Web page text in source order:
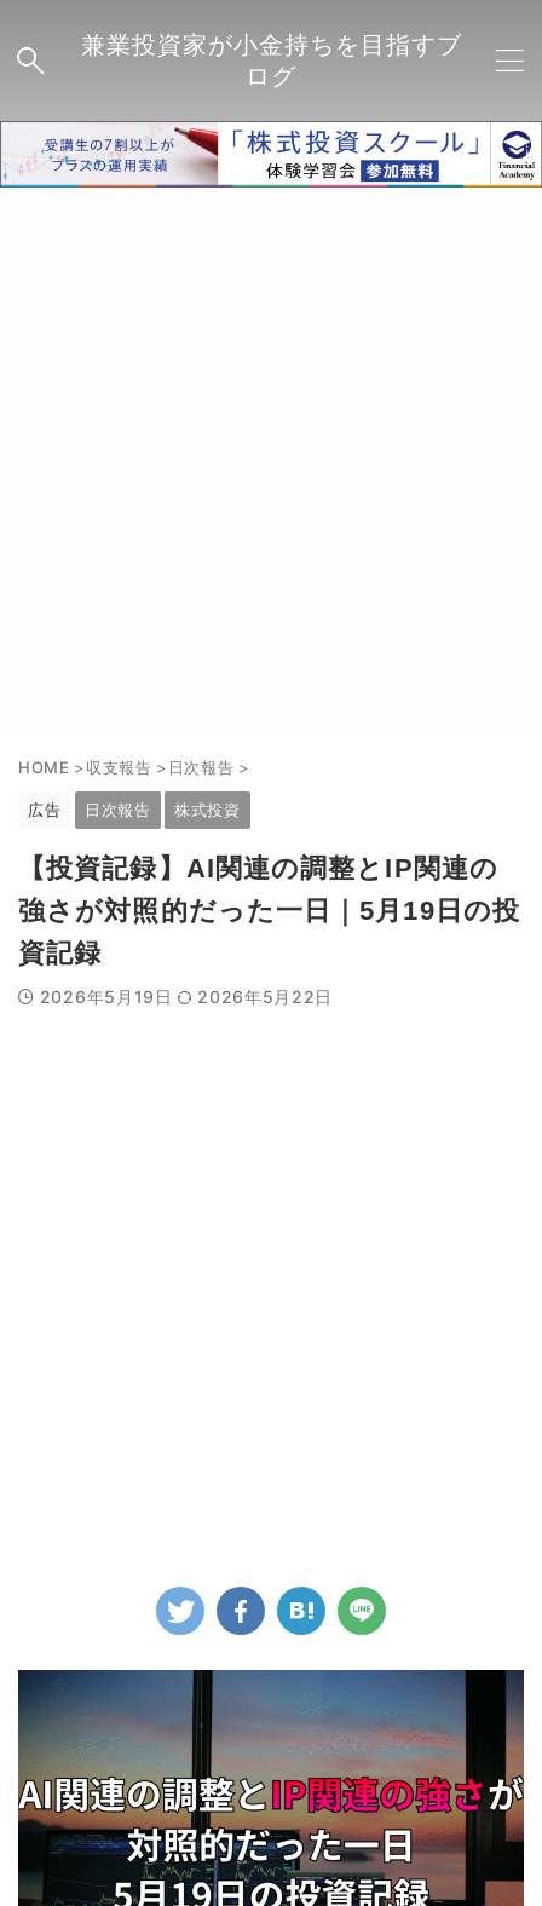
兼業投資家が小金持ちを目指すブ
ログ
HOME >収支報告 > 日次報告 >
広告 日次報告 株式投資
【投資記録】AI関連の調整とIP関連の
強さが対照的だった一日｜5月19日の投
資記録
2026年5月19日 2026年5月22日